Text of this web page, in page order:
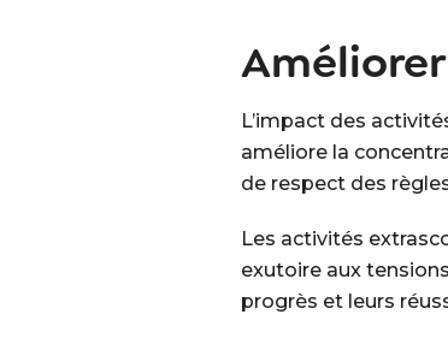
L’impact des
améliore la
de respect des
Les activités
exutoire aux
progrès et leurs